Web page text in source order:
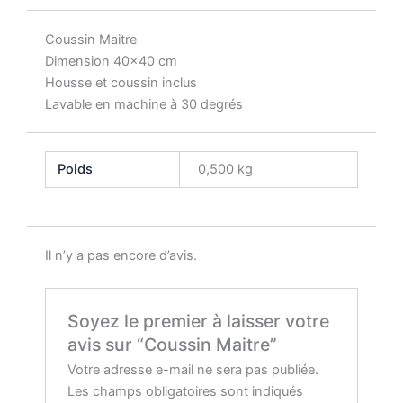
Coussin Maitre
Dimension 40×40 cm
Housse et coussin inclus
Lavable en machine à 30 degrés
Poids 0,500 kg
Il n’y a pas encore d’avis.
Soyez le premier à laisser votre
avis sur “Coussin Maitre”
Votre adresse e-mail ne sera pas publiée.
Les champs obligatoires sont indiqués